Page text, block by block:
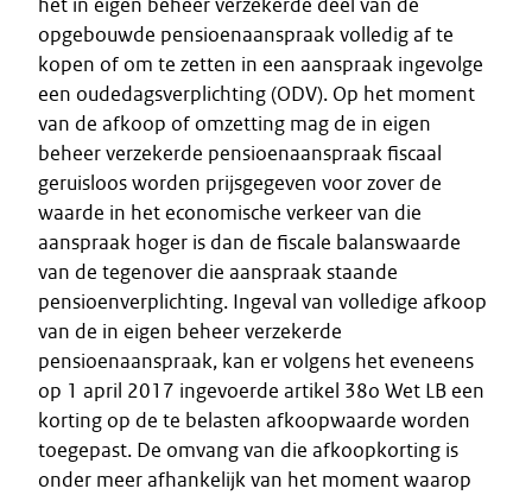
het in eigen beheer verzekerde deel van de
opgebouwde pensioenaanspraak volledig af te
kopen of om te zetten in een aanspraak ingevolge
een oudedagsverplichting (ODV). Op het moment
van de afkoop of omzetting mag de in eigen
beheer verzekerde pensioenaanspraak fiscaal
geruisloos worden prijsgegeven voor zover de
waarde in het economische verkeer van die
aanspraak hoger is dan de fiscale balanswaarde
van de tegenover die aanspraak staande
pensioenverplichting. Ingeval van volledige afkoop
van de in eigen beheer verzekerde
pensioenaanspraak, kan er volgens het eveneens
op 1 april 2017 ingevoerde artikel 38o Wet LB een
korting op de te belasten afkoopwaarde worden
toegepast. De omvang van die afkoopkorting is
onder meer afhankelijk van het moment waarop